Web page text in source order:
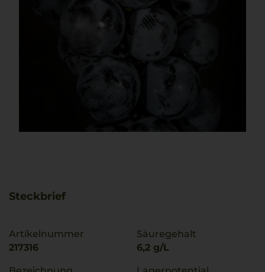
Steckbrief
Artikelnummer
217316
Säuregehalt
6,2 g/L